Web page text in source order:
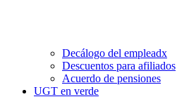
Decálogo del empleadx
Descuentos para afiliados
Acuerdo de pensiones
UGT en verde